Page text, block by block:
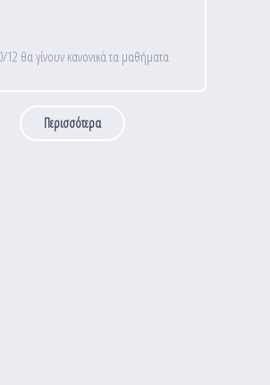
12 θα γίνουν κανονικά τα μαθήματα
Περισσότερα